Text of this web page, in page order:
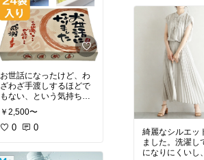
お世話になったけど、わ
ざわざ手渡しするほどで
もない、という気持ち伝
えたいだけ！に。
￥2,500〜
0 0
綺麗なシルエッ
ました。洗濯し
になりにくいし